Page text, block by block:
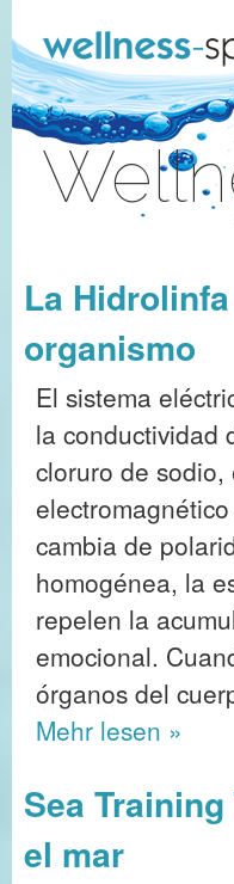
La
organismo
El sistema
la conductividad
cloruro de sodio,
cambia de
homogénea, la
repelen la
emocional.
órganos del
Mehr lesen »
Sea
el mar